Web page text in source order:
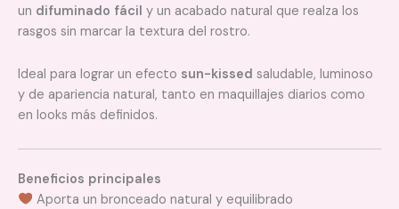
un difuminado fácil y un acabado natural que realza los
rasgos sin marcar la textura del rostro.
Ideal para lograr un efecto sun-kissed saludable, luminoso
y de apariencia natural, tanto en maquillajes diarios como
en looks más definidos.
Beneficios principales
Aporta un bronceado natural y equilibrado